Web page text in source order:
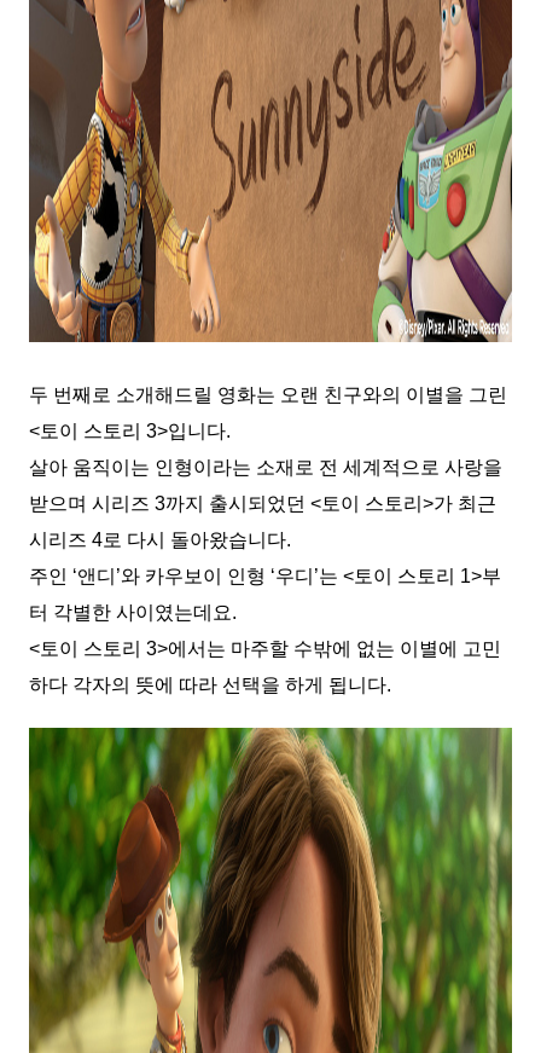
두 번째로 소개해드릴 영화는 오랜 친구와의 이별을 그린
<토이 스토리 3>입니다.
살아 움직이는 인형이라는 소재로 전 세계적으로 사랑을
받으며 시리즈 3까지 출시되었던 <토이 스토리>가 최근
시리즈 4로 다시 돌아왔습니다.
주인 ‘앤디’와 카우보이 인형 ‘우디’는 <토이 스토리 1>부
터 각별한 사이였는데요.
<토이 스토리 3>에서는 마주할 수밖에 없는 이별에 고민
하다 각자의 뜻에 따라 선택을 하게 됩니다.